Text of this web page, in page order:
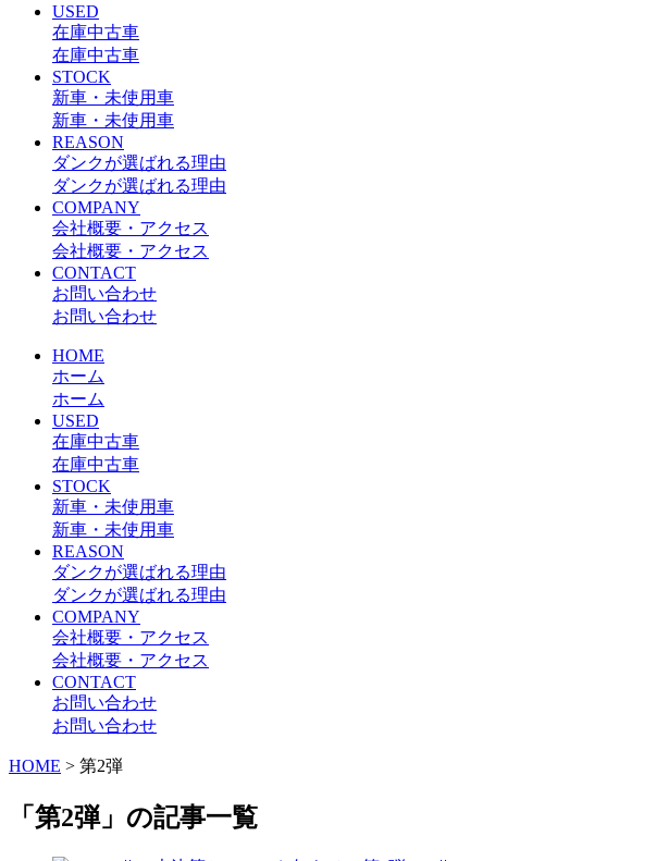
USED
在庫中古車
在庫中古車
STOCK
新車・未使用車
新車・未使用車
REASON
ダンクが選ばれる理由
ダンクが選ばれる理由
COMPANY
会社概要・アクセス
会社概要・アクセス
CONTACT
お問い合わせ
お問い合わせ
HOME
ホーム
ホーム
USED
在庫中古車
在庫中古車
STOCK
新車・未使用車
新車・未使用車
REASON
ダンクが選ばれる理由
ダンクが選ばれる理由
COMPANY
会社概要・アクセス
会社概要・アクセス
CONTACT
お問い合わせ
お問い合わせ
HOME > 第2弾
「第2弾」の記事一覧